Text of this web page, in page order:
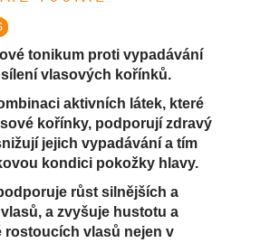
tonikum proti vypadávání
vlasových kořínků.
aktivních látek, které
kořínky, podporují zdravý
jejich vypadávání a tím
kondici pokožky hlavy.
růst silnějších a
a zvyšuje hustotu a
rostoucích vlasů nejen v